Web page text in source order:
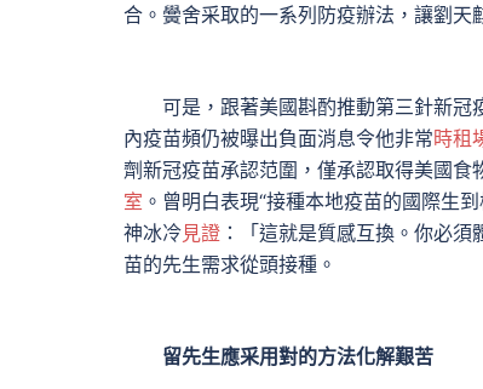
合。黌舍采取的一系列防疫辦法，讓劉天
可是，跟著美國斟酌推動第三針新冠
內疫苗頻仍被曝出負面消息令他非常時租
劑新冠疫苗承認范圍，僅承認取得美國
室 。曾明白表現“接種本地疫苗的國際生
神冰冷見證 ：「這就是質感互換。你必
苗的先生需求從頭接種。
留先生應采用對的方法化解艱苦